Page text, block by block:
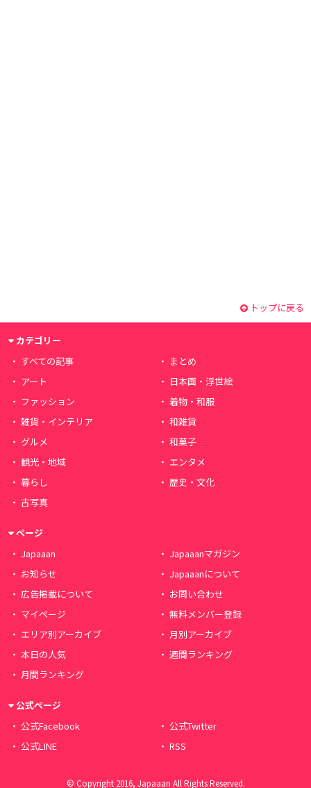
トップに戻る
カテゴリー
すべての記事
まとめ
アート
日本画・浮世絵
ファッション
着物・和服
雑貨・インテリア
和雑貨
グルメ
和菓子
観光・地域
エンタメ
暮らし
歴史・文化
古写真
ページ
Japaaan
Japaaanマガジン
お知らせ
Japaaanについて
広告掲載について
お問い合わせ
マイページ
無料メンバー登録
エリア別アーカイブ
月別アーカイブ
本日の人気
週間ランキング
月間ランキング
公式ページ
公式Facebook
公式Twitter
公式LINE
RSS
© Copyright 2016, Japaaan All Rights Reserved.